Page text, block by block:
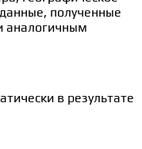
полученные
аналогичным
в результате